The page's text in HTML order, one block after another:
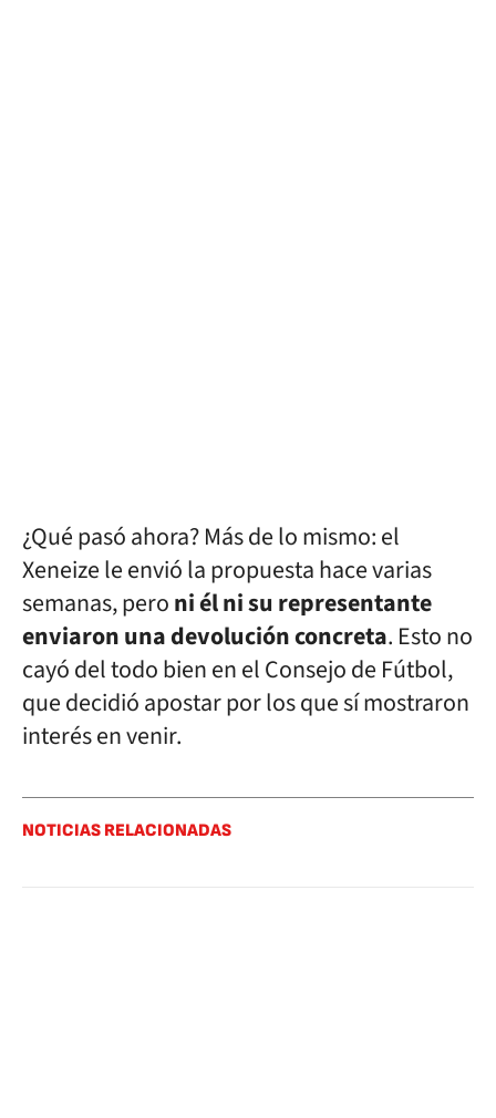
¿Qué pasó ahora? Más de lo mismo: el
Xeneize le envió la propuesta hace varias
semanas, peroni él ni su representante
enviaron una devolución concreta. Esto no
cayó del todo bien en el Consejo de Fútbol,
que decidió apostar por los que sí mostraron
interés en venir.
NOTICIAS RELACIONADAS